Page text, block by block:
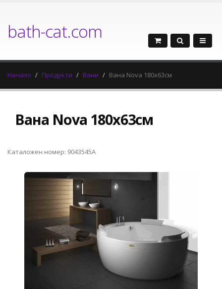
bath-cat.com
Начало Продукти Вани Вана Nova 180x63см
Вана Nova 180x63см
Каталожен номер: 9043545A